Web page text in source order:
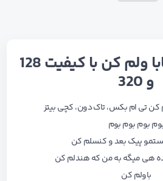
دانلود آهنگ بابا ولم کن با کیفیت 128
و 320
کن تی ام بکس، تاک دون، کچی بیتز
بوم بوم بوم
پیک بعد و کنسلم کن
هی میگه به من که هندلم کن
باولم کن